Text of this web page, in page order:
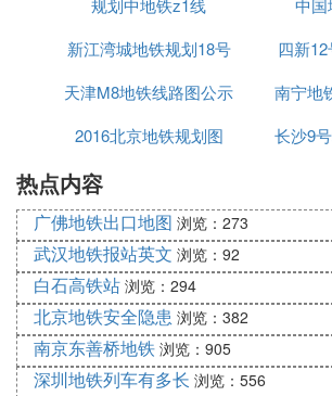
墩，沿建设大道、澳门路，从三阳路
向武昌火车站，沿恒安路、李纸路
设停车场、车辆段各1处。7号线一
湖区、江汉区、硚口区、江岸区、武
6个城区。计划2014年开工建设，
武汉轨道交通7号线一期穿越汉口中
区，经过金银湖新城组团、汉口和
南湖组团，是贯穿长江两岸经济带
轴，也是衔接汉口武昌的一条重要客
主城过江通道，预计开通初期客流
日。
地铁线吗
规划中地铁z1线
中国
新江湾城地铁规划18号
线
四新
天津M8地铁线路图公示
南宁地
2016北京地铁规划图
长沙9
热点内容
广佛地铁出口地图 浏览：273
武汉地铁报站英文 浏览：92
白石高铁站 浏览：294
北京地铁安全隐患 浏览：382
南京东善桥地铁 浏览：905
深圳地铁列车有多长 浏览：556